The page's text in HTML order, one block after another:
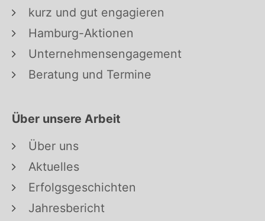
kurz und gut engagieren
Hamburg-Aktionen
Unternehmensengagement
Beratung und Termine
Über unsere Arbeit
Über uns
Aktuelles
Erfolgsgeschichten
Jahresbericht